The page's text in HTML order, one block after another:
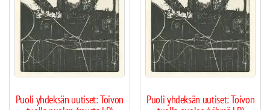
Puoli yhdeksän uutiset: Toivon
Puoli yhdeksän uutiset: Toivon